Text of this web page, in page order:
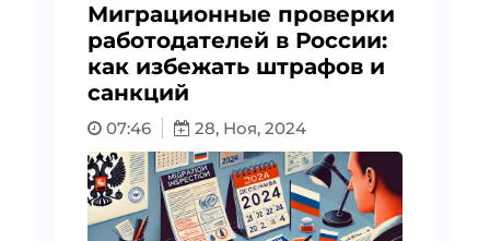
Миграционные проверки
работодателей в России:
как избежать штрафов и
санкций
07:46 28, Ноя, 2024